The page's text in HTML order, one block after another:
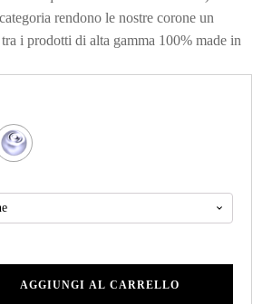
rendono le nostre corone un
i prodotti di alta gamma 100% made in
AGGIUNGI AL CARRELLO